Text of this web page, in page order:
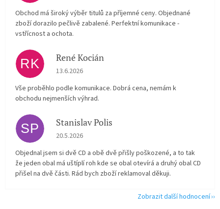
Obchod má široký výběr titulů za příjemné ceny. Objednané
zboží dorazilo pečlivě zabalené. Perfektní komunikace -
vstřícnost a ochota.
RK René Kocián
Hodnocení obchodu je 5 z 5 hvězdiček.
13.6.2026
Vše proběhlo podle komunikace. Dobrá cena, nemám k
obchodu nejmenších výhrad.
SP Stanislav Polis
Hodnocení obchodu je 2 z 5 hvězdiček.
20.5.2026
Objednal jsem si dvě CD a obě dvě přišly poškozené, a to tak
že jeden obal má uštíplí roh kde se obal otevírá a druhý obal CD
přišel na dvě části. Rád bych zboží reklamoval děkuji.
Zobrazit další hodnocení